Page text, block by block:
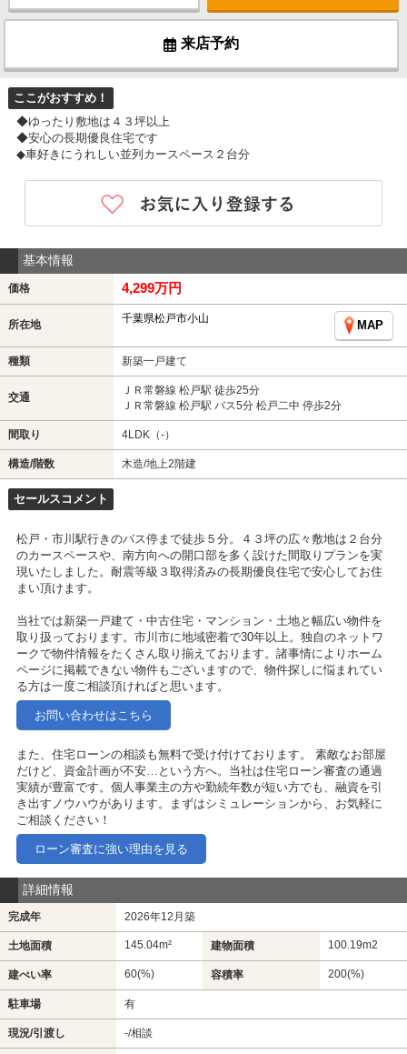
来店予約
ここがおすすめ！
◆ゆったり敷地は４３坪以上
◆安心の長期優良住宅です
◆車好きにうれしい並列カースペース２台分
基本情報
価格 4,299万円
所在地 千葉県松戸市小山
MAP
種類 新築一戸建て
交通
ＪＲ常磐線 松戸駅 徒歩25分
ＪＲ常磐線 松戸駅 バス5分 松戸二中 停歩2分
間取り 4LDK（-）
構造/階数 木造/地上2階建
セールスコメント
松戸・市川駅行きのバス停まで徒歩５分。４３坪の広々敷地は２台分
のカースペースや、南方向への開口部を多く設けた間取りプランを実
現いたしました。耐震等級３取得済みの長期優良住宅で安心してお住
まい頂けます。
当社では新築一戸建て・中古住宅・マンション・土地と幅広い物件を
取り扱っております。市川市に地域密着で30年以上。独自のネットワ
ークで物件情報をたくさん取り揃えております。諸事情によりホーム
ページに掲載できない物件もございますので、物件探しに悩まれてい
る方は一度ご相談頂ければと思います。
お問い合わせはこちら
また、住宅ローンの相談も無料で受け付けております。 素敵なお部屋
だけど、資金計画が不安…という方へ。当社は住宅ローン審査の通過
実績が豊富です。個人事業主の方や勤続年数が短い方でも、融資を引
き出すノウハウがあります。まずはシミュレーションから、お気軽に
ご相談ください！
ローン審査に強い理由を見る
詳細情報
完成年 2026年12月築
土地面積 145.04m² 建物面積 100.19m2
建ぺい率 60(%) 容積率 200(%)
駐車場 有
現況/引渡し -/相談